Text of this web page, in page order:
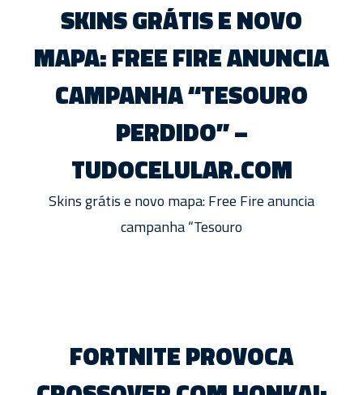
SKINS GRÁTIS E NOVO
MAPA: FREE FIRE ANUNCIA
CAMPANHA “TESOURO
PERDIDO” –
TUDOCELULAR.COM
Skins grátis e novo mapa: Free Fire anuncia
campanha “Tesouro
FORTNITE PROVOCA